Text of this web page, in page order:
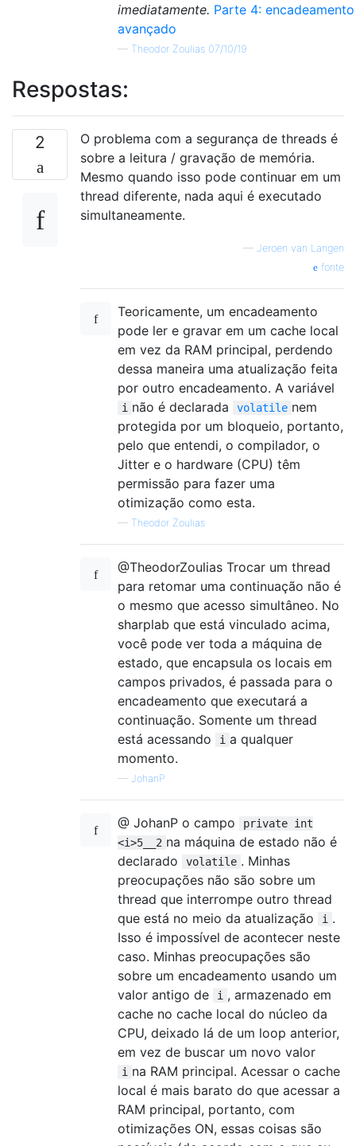
imediatamente. Parte 4: encadeamento
avançado
— Theodor Zoulias 07/10/19
Respostas:
2
O problema com a segurança de threads é
sobre a leitura / gravação de memória.
Mesmo quando isso pode continuar em um
thread diferente, nada aqui é executado
simultaneamente.
— Jeroen van Langen
fonte
Teoricamente, um encadeamento
pode ler e gravar em um cache local
em vez da RAM principal, perdendo
dessa maneira uma atualização feita
por outro encadeamento. A variável
i não é declarada volatile nem
protegida por um bloqueio, portanto,
pelo que entendi, o compilador, o
Jitter e o hardware (CPU) têm
permissão para fazer uma
otimização como esta.
— Theodor Zoulias
@TheodorZoulias Trocar um thread
para retomar uma continuação não é
o mesmo que acesso simultâneo. No
sharplab que está vinculado acima,
você pode ver toda a máquina de
estado, que encapsula os locais em
campos privados, é passada para o
encadeamento que executará a
continuação. Somente um thread
está acessando
i a qualquer
momento.
— JohanP
@ JohanP o campo
private int
<i>5__2 na máquina de estado não é
declarado
volatile . Minhas
preocupações não são sobre um
thread que interrompe outro thread
que está no meio da atualização
i .
Isso é impossível de acontecer neste
caso. Minhas preocupações são
sobre um encadeamento usando um
valor antigo de
i , armazenado em
cache no cache local do núcleo da
CPU, deixado lá de um loop anterior,
em vez de buscar um novo valor
i na RAM principal. Acessar o cache
local é mais barato do que acessar a
RAM principal, portanto, com
otimizações ON, essas coisas são